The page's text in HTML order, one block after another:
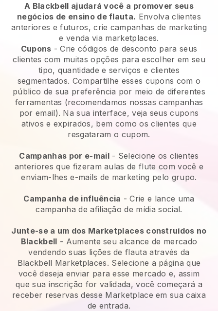
A Blackbell ajudará você a promover seus
negócios de ensino de flauta. Envolva clientes
anteriores e futuros, crie campanhas de marketing
e venda via marketplaces.
Cupons - Crie códigos de desconto para seus
clientes com muitas opções para escolher em seu
tipo, quantidade e serviços e clientes
segmentados. Compartilhe esses cupons com o
público de sua preferência por meio de diferentes
ferramentas (recomendamos nossas campanhas
por email). Na sua interface, veja seus cupons
ativos e expirados, bem como os clientes que
resgataram o cupom.
Campanhas por e-mail- Selecione os clientes
anteriores que fizeram aulas de flute com você e
enviam-lhes e-mails de marketing pelo grupo.
Campanha de influência - Crie e lance uma
campanha de afiliação de mídia social.
Junte-se a um dos Marketplaces construídos no
Blackbell - Aumente seu alcance de mercado
vendendo suas lições de flauta através da
Blackbell Marketplaces. Selecione a página que
você deseja enviar para esse mercado e, assim
que sua inscrição for validada, você começará a
receber reservas desse Marketplace em sua caixa
de entrada.